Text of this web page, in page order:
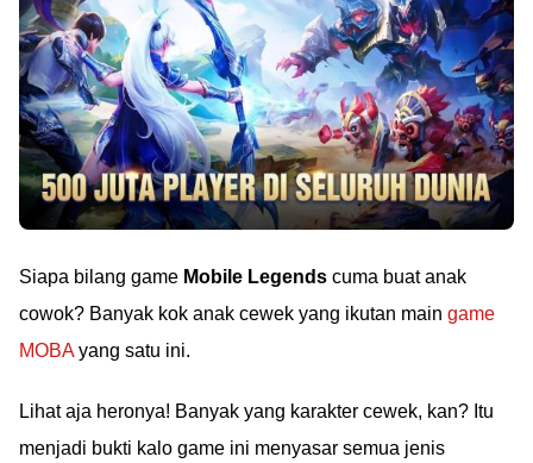
Siapa bilang game Mobile Legends cuma buat anak
cowok? Banyak kok anak cewek yang ikutan main game
MOBA yang satu ini.
Lihat aja heronya! Banyak yang karakter cewek, kan? Itu
menjadi bukti kalo game ini menyasar semua jenis